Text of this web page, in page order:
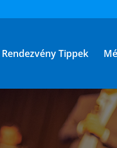
Rendezvény Tippek